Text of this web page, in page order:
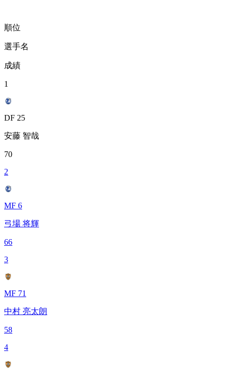
順位
選手名
成績
1
DF 25
安藤 智哉
70
2
MF 6
弓場 将輝
66
3
MF 71
中村 亮太朗
58
4